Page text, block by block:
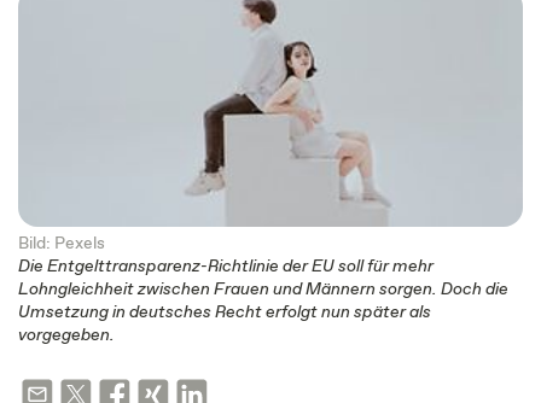
Bild: Pexels
Die Entgelttransparenz-Richtlinie der EU soll für mehr
Lohngleichheit zwischen Frauen und Männern sorgen. Doch die
Umsetzung in deutsches Recht erfolgt nun später als
vorgegeben.